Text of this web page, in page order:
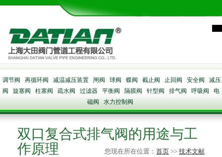
调节阀 再循环阀 减温减压装置 闸阀 球阀 蝶阀 截止阀 止回阀 安全阀
减压
阀
旋塞阀 柱塞阀 疏水阀 过滤器 平衡阀 隔膜阀 针型阀 排气阀 呼吸阀
电
磁阀
水力控制阀
双口复合式排气阀的用途与工
作原理
您现在所在位置： 首页 >> 技术文献